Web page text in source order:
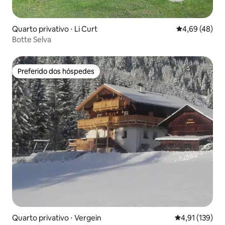
Quarto privativo ⋅ Li Curt 4,69 de uma
4,69 (48)
Botte Selva
Preferido dos hóspedes
Preferido dos hóspedes
Quarto privativo ⋅ Vergein 4,91 de uma
4,91 (139)